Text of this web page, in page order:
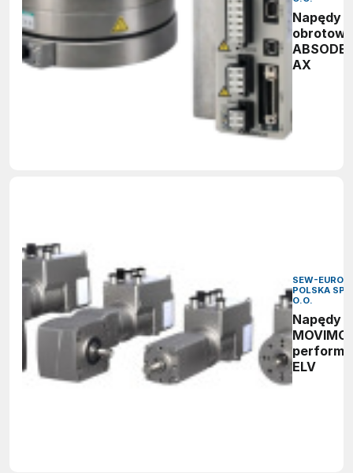
Napędy
obrotowe
AX
SEW-
POLSKA SP.
O.O.
Napędy
ELV